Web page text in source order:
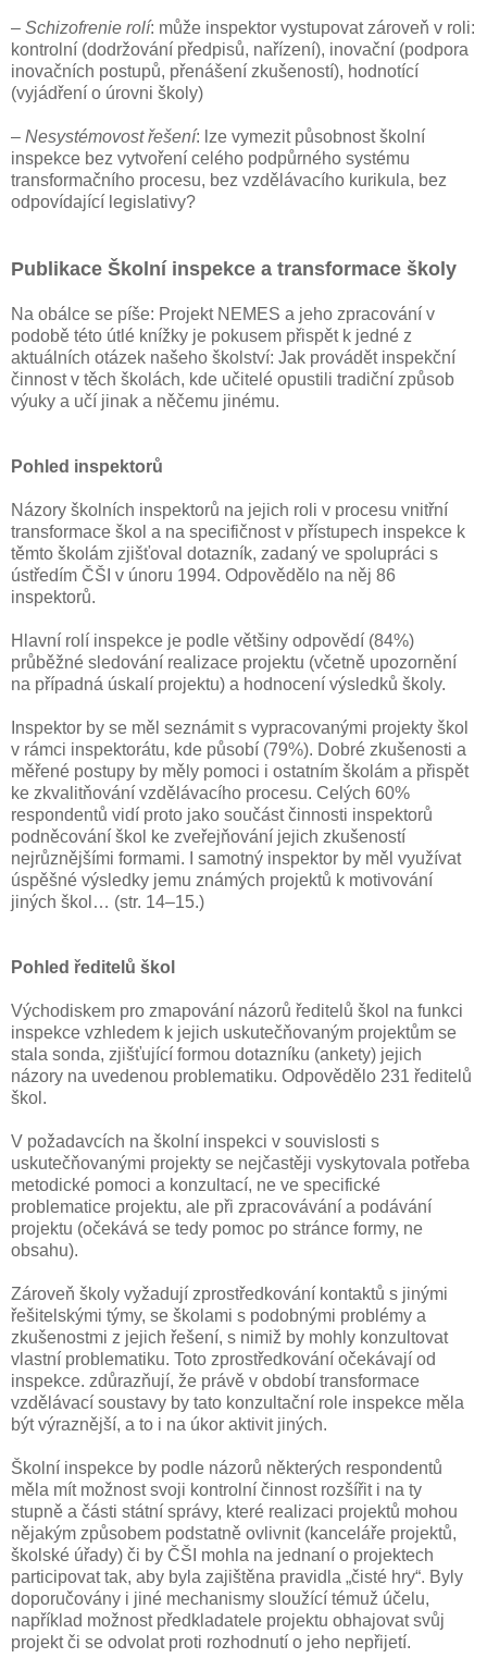
– Schizofrenie rolí: může inspektor vystupovat zároveň v roli:
kontrolní (dodržování předpisů, nařízení), inovační (podpora
inovačních postupů, přenášení zkušeností), hodnotící
(vyjádření o úrovni školy)
– Nesystémovost řešení: lze vymezit působnost školní
inspekce bez vytvoření celého podpůrného systému
transformačního procesu, bez vzdělávacího kurikula, bez
odpovídající legislativy?
Publikace Školní inspekce a transformace školy
Na obálce se píše: Projekt NEMES a jeho zpracování v
podobě této útlé knížky je pokusem přispět k jedné z
aktuálních otázek našeho školství: Jak provádět inspekční
činnost v těch školách, kde učitelé opustili tradiční způsob
výuky a učí jinak a něčemu jinému.
Pohled inspektorů
Názory školních inspektorů na jejich roli v procesu vnitřní
transformace škol a na specifičnost v přístupech inspekce k
těmto školám zjišťoval dotazník, zadaný ve spolupráci s
ústředím ČŠI v únoru 1994. Odpovědělo na něj 86
inspektorů.
Hlavní rolí inspekce je podle většiny odpovědí (84%)
průběžné sledování realizace projektu (včetně upozornění
na případná úskalí projektu) a hodnocení výsledků školy.
Inspektor by se měl seznámit s vypracovanými projekty škol
v rámci inspektorátu, kde působí (79%). Dobré zkušenosti a
měřené postupy by měly pomoci i ostatním školám a přispět
ke zkvalitňování vzdělávacího procesu. Celých 60%
respondentů vidí proto jako součást činnosti inspektorů
podněcování škol ke zveřejňování jejich zkušeností
nejrůznějšími formami. I samotný inspektor by měl využívat
úspěšné výsledky jemu známých projektů k motivování
jiných škol… (str. 14–15.)
Pohled ředitelů škol
Východiskem pro zmapování názorů ředitelů škol na funkci
inspekce vzhledem k jejich uskutečňovaným projektům se
stala sonda, zjišťující formou dotazníku (ankety) jejich
názory na uvedenou problematiku. Odpovědělo 231 ředitelů
škol.
V požadavcích na školní inspekci v souvislosti s
uskutečňovanými projekty se nejčastěji vyskytovala potřeba
metodické pomoci a konzultací, ne ve specifické
problematice projektu, ale při zpracovávání a podávání
projektu (očekává se tedy pomoc po stránce formy, ne
obsahu).
Zároveň školy vyžadují zprostředkování kontaktů s jinými
řešitelskými týmy, se školami s podobnými problémy a
zkušenostmi z jejich řešení, s nimiž by mohly konzultovat
vlastní problematiku. Toto zprostředkování očekávají od
inspekce. zdůrazňují, že právě v období transformace
vzdělávací soustavy by tato konzultační role inspekce měla
být výraznější, a to i na úkor aktivit jiných.
Školní inspekce by podle názorů některých respondentů
měla mít možnost svoji kontrolní činnost rozšířit i na ty
stupně a části státní správy, které realizaci projektů mohou
nějakým způsobem podstatně ovlivnit (kanceláře projektů,
školské úřady) či by ČŠI mohla na jednaní o projektech
participovat tak, aby byla zajištěna pravidla „čisté hry“. Byly
doporučovány i jiné mechanismy sloužící témuž účelu,
například možnost předkladatele projektu obhajovat svůj
projekt či se odvolat proti rozhodnutí o jeho nepřijetí.